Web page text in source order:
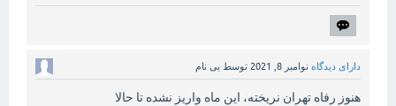
دارای دیدگاه نوامبر 8, 2021 توسط بی نام
هنوز رفاه تهران نریخته، این ماه واریز نشده تا حالا